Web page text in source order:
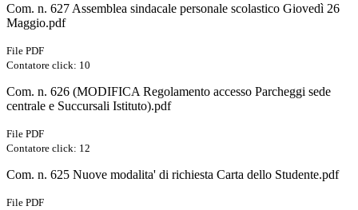
Com. n. 627 Assemblea sindacale personale scolastico Giovedì 26
Maggio.pdf
File PDF
Contatore click: 10
Com. n. 626 (MODIFICA Regolamento accesso Parcheggi sede
centrale e Succursali Istituto).pdf
File PDF
Contatore click: 12
Com. n. 625 Nuove modalita' di richiesta Carta dello Studente.pdf
File PDF